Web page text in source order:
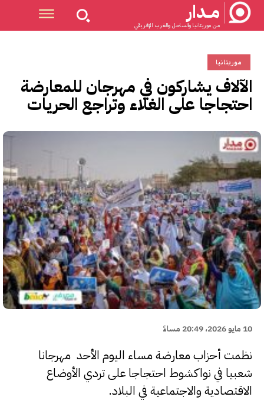
مــدار
من موريتانيا والساحل والغرب الإفريقي
موريتانيا
الآلاف يشاركون في مهرجان للمعارضة
احتجاجا على الغلاء وتراجع الحريات
10 مايو 2026، 20:49 مساءً
نظمت أحزاب معارضة مساء اليوم الأحد مهرجانا
شعبيا في نواكشوط احتجاجا على تردي الأوضاع
الاقتصادية والاجتماعية في البلاد.